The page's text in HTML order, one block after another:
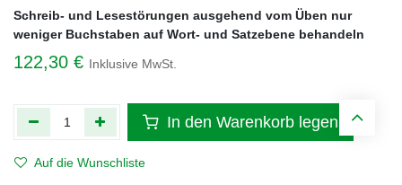
Schreib- und Lesestörungen ausgehend vom Üben nur
weniger Buchstaben auf Wort- und Satzebene behandeln
122,30 € Inklusive MwSt.
In den Warenkorb legen
Auf die Wunschliste